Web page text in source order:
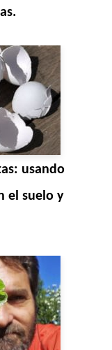
usando
el suelo y